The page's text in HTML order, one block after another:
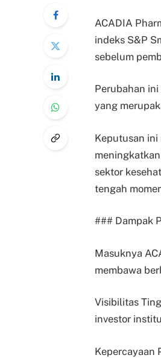
ACADIA
indeks S&P
sebelum
Perubahan
yang
Keputusan
sektor
tengah
### Dampak
Masuknya
membawa
Visibilitas
investor
Kepercayaan